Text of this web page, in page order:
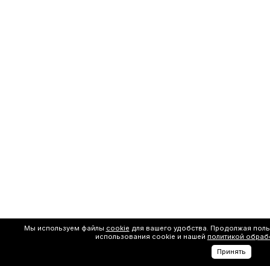
Мы используем файлы cookie для вашего удобства. Продолжая
использования cookie и нашей политикой
Принять